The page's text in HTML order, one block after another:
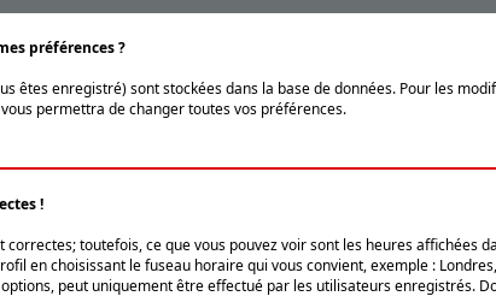
préférences ?
êtes enregistré) sont stockées dans la base de données. Pour les
permettra de changer toutes vos préférences.
!
correctes; toutefois, ce que vous pouvez voir sont les heures affichées
en choisissant le fuseau horaire qui vous convient, exemple :
peut uniquement être effectué par les utilisateurs enregistrés.